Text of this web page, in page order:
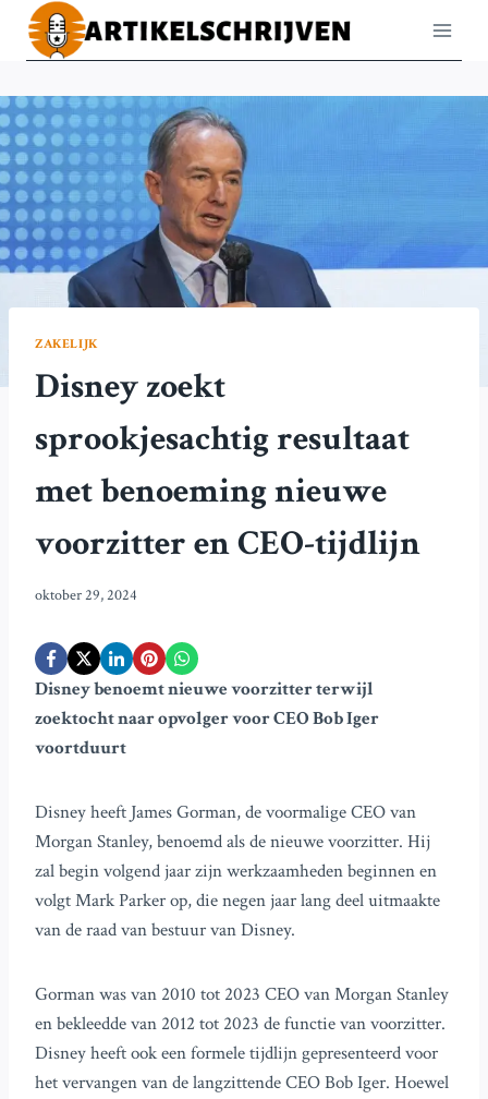
Doorgaan
naar
ZAKELIJK
Disney zoekt
sprookjesachtig resultaat
met benoeming nieuwe
voorzitter en CEO-tijdlijn
oktober 29, 2024
Disney benoemt nieuwe voorzitter terwijl
zoektocht naar opvolger voor CEO Bob Iger
voortduurt
Disney heeft James Gorman, de voormalige CEO van
Morgan Stanley, benoemd als de nieuwe voorzitter. Hij
zal begin volgend jaar zijn werkzaamheden beginnen en
volgt Mark Parker op, die negen jaar lang deel uitmaakte
van de raad van bestuur van Disney.
Gorman was van 2010 tot 2023 CEO van Morgan Stanley
en bekleedde van 2012 tot 2023 de functie van voorzitter.
Disney heeft ook een formele tijdlijn gepresenteerd voor
het vervangen van de langzittende CEO Bob Iger. Hoewel